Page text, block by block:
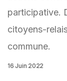
participative.
citoyens-
commune.
16 Juin 2022